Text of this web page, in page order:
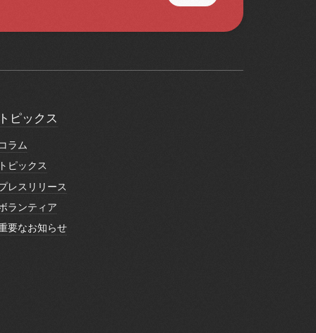
ピックス
ラム
ラム
ピックス
ピックス
レスリリース
レスリリース
ランティア
ランティア
要なお知らせ